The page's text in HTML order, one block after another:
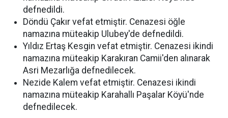
defnedildi.
Döndü Çakır vefat etmiştir. Cenazesi öğle
namazına müteakip Ulubey'de defnedildi.
Yıldız Ertaş Kesgin vefat etmiştir. Cenazesi ikindi
namazına müteakip Karakıran Camii'den alınarak
Asri Mezarlığa defnedilecek.
Nezide Kalem vefat etmiştir. Cenazesi ikindi
namazına müteakip Karahallı Paşalar Köyü'nde
defnedilecek.